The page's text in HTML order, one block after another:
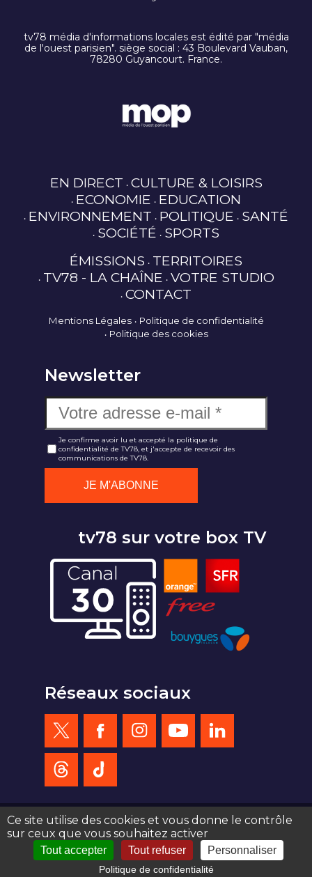
tv78 média d'informations locales est édité par "média
de l'ouest parisien". siège social : 43 Boulevard Vauban,
78280 Guyancourt. France.
EN DIRECT CULTURE & LOISIRS
ECONOMIE EDUCATION
ENVIRONNEMENT POLITIQUE SANTÉ
SOCIÉTÉ SPORTS
ÉMISSIONS TERRITOIRES
TV78 - LA CHAÎNE VOTRE STUDIO
CONTACT
Mentions Légales
Politique de confidentialité
Politique des cookies
Newsletter
Je confirme avoir lu et accepté la politique de
confidentialité de TV78, et j'accepte de recevoir des
communications de TV78.
tv78 sur votre box TV
Réseaux sociaux
création site web : agence de communication Serious Team 360°
Ce site utilise des cookies et vous donne le contrôle
sur ceux que vous souhaitez activer
Tout accepter Tout refuser Personnaliser
Politique de confidentialité